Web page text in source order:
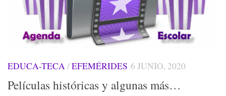
EDUCA-TECA/EFEMÉRIDES 6 JUNIO, 2020
Películas históricas y algunas más…